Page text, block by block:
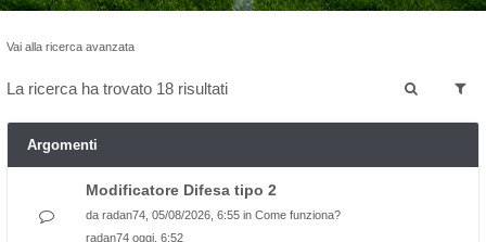
Vai alla ricerca avanzata
La ricerca ha trovato 18 risultati
Argomenti
Modificatore Difesa tipo 2
da radan74 , 05/08/2026, 6:55 in Come funziona?
radan74 oggi, 6:52